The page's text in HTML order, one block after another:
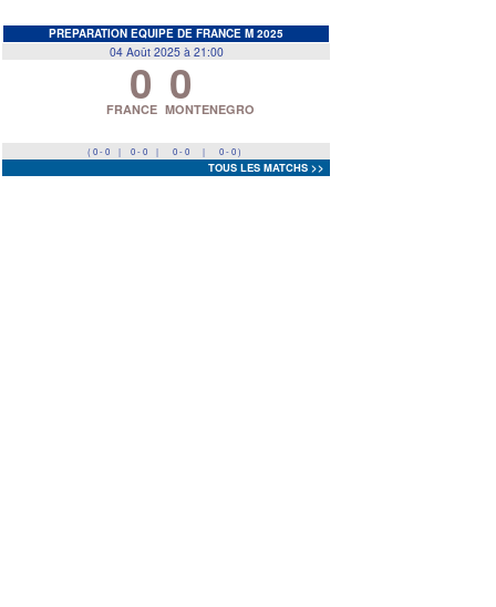
PREPARATION EQUIPE DE FRANCE M 2025
04 Août 2025 à 21:00
0
FRANCE 0
MONTENEGRO
( 0 - 0 | 0 - 0 | 0 - 0 | 0 - 0 )
TOUS LES MATCHS >>